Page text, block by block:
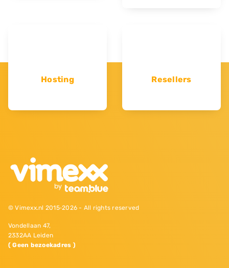
Hosting Resellers
© Vimexx.nl 2015‐2026 - All rights reserved
Vondellaan 47,
2332AA Leiden
( Geen bezoekadres )